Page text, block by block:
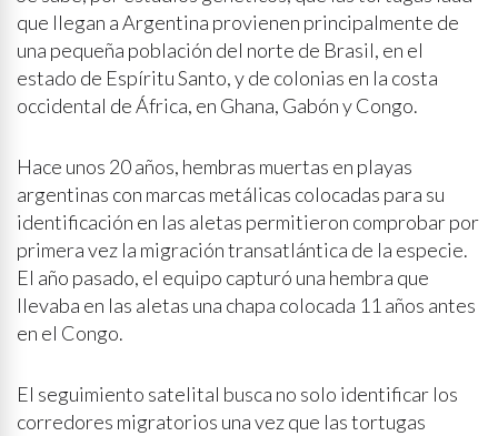
que llegan a Argentina provienen principalmente de
una pequeña población del norte de Brasil, en el
estado de Espíritu Santo, y de colonias en la costa
occidental de África, en Ghana, Gabón y Congo.
Hace unos 20 años, hembras muertas en playas
argentinas con marcas metálicas colocadas para su
identificación en las aletas permitieron comprobar por
primera vez la migración transatlántica de la especie.
El año pasado, el equipo capturó una hembra que
llevaba en las aletas una chapa colocada 11 años antes
en el Congo.
El seguimiento satelital busca no solo identificar los
corredores migratorios una vez que las tortugas